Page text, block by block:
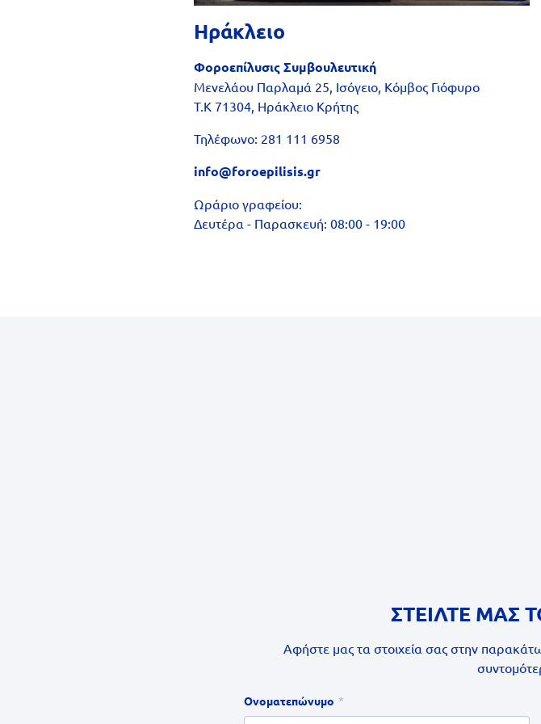
Ηράκλειο
Φοροεπίλυσις Συμβουλευτική
Μενελάου Παρλαμά 25, Ισόγειο, Κόμβος Γιόφυρο
Τ.Κ 71304, Ηράκλειο Κρήτης
Τηλέφωνο: 281 111 6958
info@foroepilisis.gr
Ωράριο γραφείου:
Δευτέρα - Παρασκευή: 08:00 - 19:00
ΣΤΕΙΛΤΕ ΜΑΣ
Αφήστε μας τα στοιχεία σας στην
Ονοματεπώνυμο